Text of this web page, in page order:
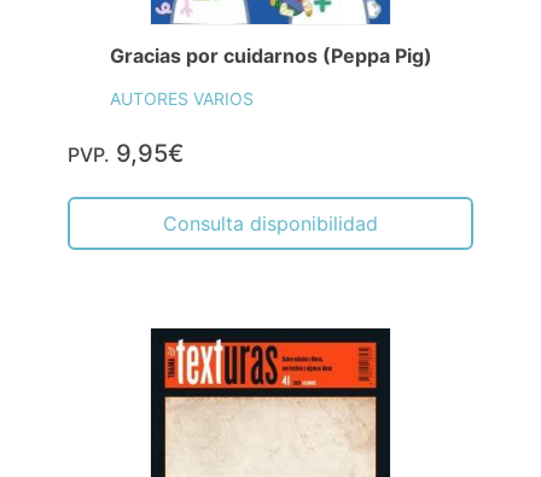
Gracias por cuidarnos (Peppa Pig)
AUTORES VARIOS
PVP. 9,95€
Consulta disponibilidad